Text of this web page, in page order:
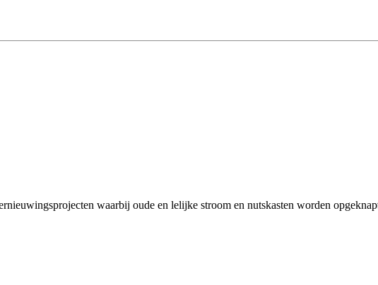
waarbij oude en lelijke stroom en nutskasten worden